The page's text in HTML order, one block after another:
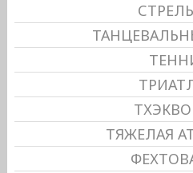
ТЯЖЕЛАЯ